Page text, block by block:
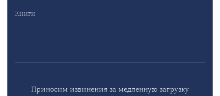
Книги
Приносим извинения за медленную загрузку